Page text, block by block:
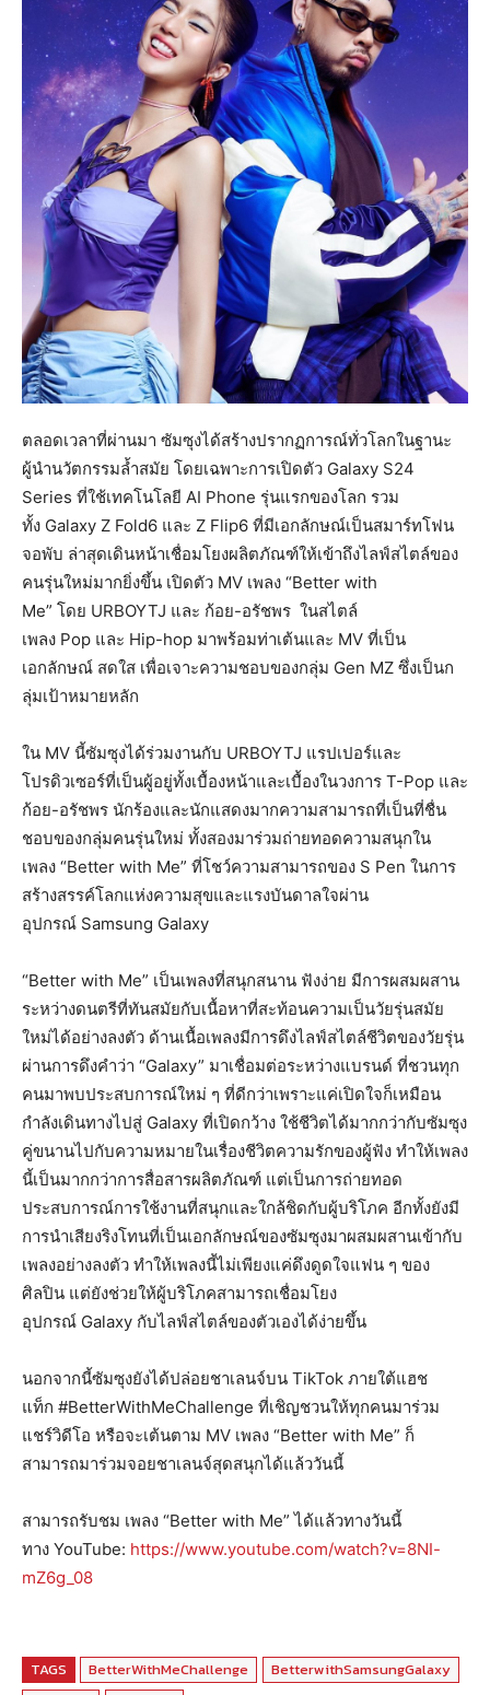
ตลอดเวลาที่ผ่านมา ซัมซุงได้สร้างปรากฏการณ์ทั่วโลกในฐานะ
ผู้นำนวัตกรรมล้ำสมัย โดยเฉพาะการเปิดตัว Galaxy S24
Series ที่ใช้เทคโนโลยี AI Phone รุ่นแรกของโลก รวม
ทั้ง Galaxy Z Fold6 และ Z Flip6 ที่มีเอกลักษณ์เป็นสมาร์ทโฟน
จอพับ ล่าสุดเดินหน้าเชื่อมโยงผลิตภัณฑ์ให้เข้าถึงไลฟ์สไตล์ของ
คนรุ่นใหม่มากยิ่งขึ้น เปิดตัว MV เพลง “Better with
Me” โดย URBOYTJ และ ก้อย-อรัชพร ในสไตล์
เพลง Pop และ Hip-hop มาพร้อมท่าเต้นและ MV ที่เป็น
เอกลักษณ์ สดใส เพื่อเจาะความชอบของกลุ่ม Gen MZ ซึ่งเป็นก
ลุ่มเป้าหมายหลัก
ใน MV นี้ซัมซุงได้ร่วมงานกับ URBOYTJ แรปเปอร์และ
โปรดิวเซอร์ที่เป็นผู้อยู่ทั้งเบื้องหน้าและเบื้องในวงการ T-Pop และ
ก้อย-อรัชพร นักร้องและนักแสดงมากความสามารถที่เป็นที่ชื่น
ชอบของกลุ่มคนรุ่นใหม่ ทั้งสองมาร่วมถ่ายทอดความสนุกใน
เพลง “Better with Me” ที่โชว์ความสามารถของ S Pen ในการ
สร้างสรรค์โลกแห่งความสุขและแรงบันดาลใจผ่าน
อุปกรณ์ Samsung Galaxy
“Better with Me” เป็นเพลงที่สนุกสนาน ฟังง่าย มีการผสมผสาน
ระหว่างดนตรีที่ทันสมัยกับเนื้อหาที่สะท้อนความเป็นวัยรุ่นสมัย
ใหม่ได้อย่างลงตัว ด้านเนื้อเพลงมีการดึงไลฟ์สไตล์ชีวิตของวัยรุ่น
ผ่านการดึงคำว่า “Galaxy” มาเชื่อมต่อระหว่างแบรนด์ ที่ชวนทุก
คนมาพบประสบการณ์ใหม่ ๆ ที่ดีกว่าเพราะแค่เปิดใจก็เหมือน
กำลังเดินทางไปสู่ Galaxy ที่เปิดกว้าง ใช้ชีวิตได้มากกว่ากับซัมซุง
คู่ขนานไปกับความหมายในเรื่องชีวิตความรักของผู้ฟัง ทำให้เพลง
นี้เป็นมากกว่าการสื่อสารผลิตภัณฑ์ แต่เป็นการถ่ายทอด
ประสบการณ์การใช้งานที่สนุกและใกล้ชิดกับผู้บริโภค อีกทั้งยังมี
การนำเสียงริงโทนที่เป็นเอกลักษณ์ของซัมซุงมาผสมผสานเข้ากับ
เพลงอย่างลงตัว ทำให้เพลงนี้ไม่เพียงแค่ดึงดูดใจแฟน ๆ ของ
ศิลปิน แต่ยังช่วยให้ผู้บริโภคสามารถเชื่อมโยง
อุปกรณ์ Galaxy กับไลฟ์สไตล์ของตัวเองได้ง่ายขึ้น
นอกจากนี้ซัมซุงยังได้ปล่อยชาเลนจ์บน TikTok ภายใต้แฮช
แท็ก #BetterWithMeChallenge ที่เชิญชวนให้ทุกคนมาร่วม
แชร์วิดีโอ หรือจะเต้นตาม MV เพลง “Better with Me” ก็
สามารถมาร่วมจอยชาเลนจ์สุดสนุกได้แล้ววันนี้
สามารถรับชม เพลง “Better with Me” ได้แล้วทางวันนี้
ทาง YouTube: https://www.youtube.com/watch?v=8NI-
mZ6g_08
TAGS BetterWithMeChallenge
BetterwithSamsungGalaxy